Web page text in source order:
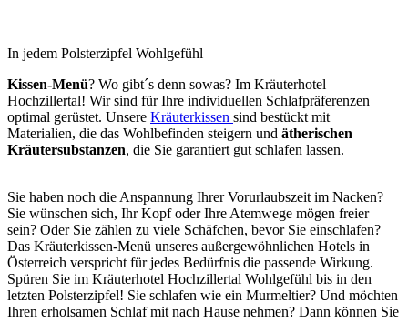
In jedem Polsterzipfel Wohlgefühl
Kissen-Menü? Wo gibt´s denn sowas? Im Kräuterhotel
Hochzillertal! Wir sind für Ihre individuellen Schlafpräferenzen
optimal gerüstet. Unsere Kräuterkissen sind bestückt mit
Materialien, die das Wohlbefinden steigern und ätherischen
Kräutersubstanzen, die Sie garantiert gut schlafen lassen.
Sie haben noch die Anspannung Ihrer Vorurlaubszeit im Nacken?
Sie wünschen sich, Ihr Kopf oder Ihre Atemwege mögen freier
sein? Oder Sie zählen zu viele Schäfchen, bevor Sie einschlafen?
Das Kräuterkissen-Menü unseres außergewöhnlichen Hotels in
Österreich verspricht für jedes Bedürfnis die passende Wirkung.
Spüren Sie im Kräuterhotel Hochzillertal Wohlgefühl bis in den
letzten Polsterzipfel! Sie schlafen wie ein Murmeltier? Und möchten
Ihren erholsamen Schlaf mit nach Hause nehmen? Dann können Sie